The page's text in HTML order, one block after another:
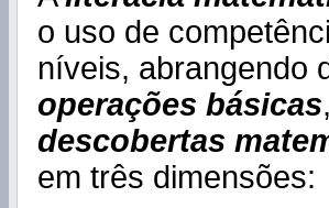
o uso de
níveis, abrangendo
operações básicas
descobertas
em três dimensões: